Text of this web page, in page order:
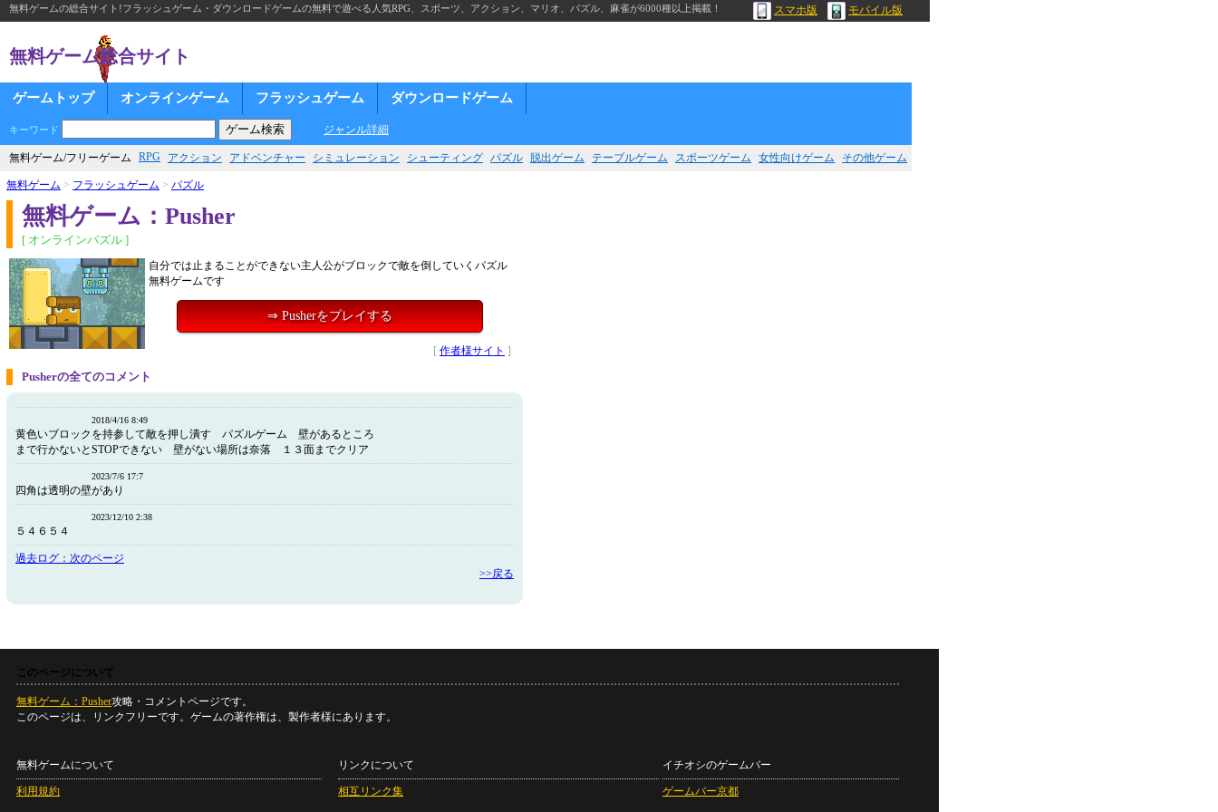
無料ゲームの総合サイト!フラッシュゲーム・ダウンロードゲームの無料で遊べる人気RPG、スポーツ、アクション、マリオ、パズル、麻雀が6000種以上掲載！ スマホ版 モバイル版
無料ゲーム総合サイト
ゲームトップ オンラインゲーム フラッシュゲーム ダウンロードゲーム
キーワード ジャンル詳細
無料ゲーム/フリーゲーム RPG アクション アドベンチャー シミュレーション シューティング パズル 脱出ゲーム テーブルゲーム スポーツゲーム 女性向けゲーム その他ゲーム
無料ゲーム > フラッシュゲーム > パズル
無料ゲーム：Pusher
[ オンラインパズル ]
自分では止まることができない主人公がブロックで敵を倒していくパズル
無料ゲームです
⇒ Pusherをプレイする
[ 作者様サイト ]
Pusherの全てのコメント
2018/4/16 8:49
黄色いブロックを持参して敵を押し潰す パズルゲーム 壁があるところ
まで行かないとSTOPできない 壁がない場所は奈落 １３面までクリア
2023/7/6 17:7
四角は透明の壁があり
2023/12/10 2:38
５４６５４
過去ログ：次のページ
>>戻る
このページについて
無料ゲーム：Pusher攻略・コメントページです。
このページは、リンクフリーです。ゲームの著作権は、製作者様にあります。
無料ゲームについて
利用規約
リンクについて
相互リンク集
イチオシのゲームバー
ゲームバー京都